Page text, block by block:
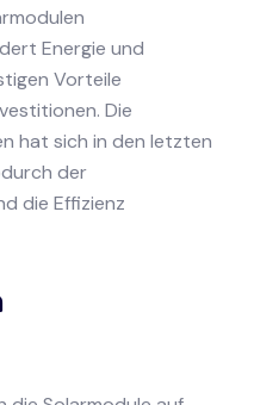
Energie und
Vorteile
Die
hat sich in den letzten
der
die Effizienz